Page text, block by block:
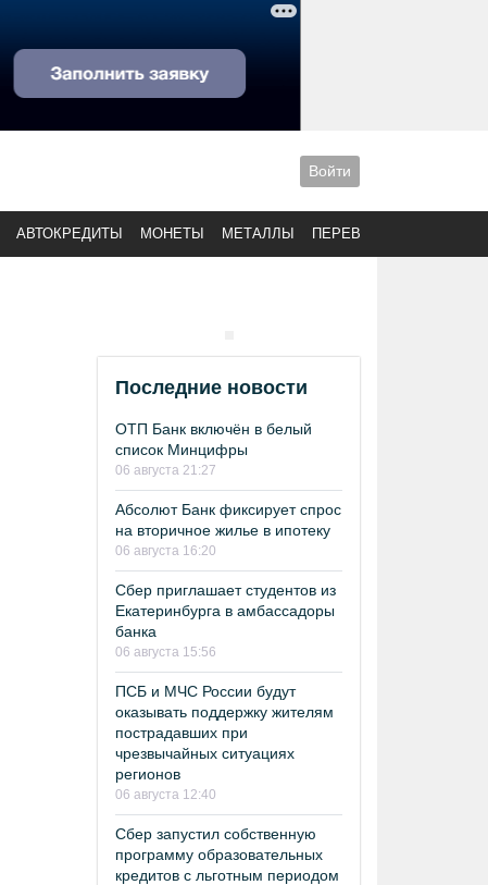
Войти
АВТОКРЕДИТЫ МОНЕТЫ МЕТАЛЛЫ ПЕРЕВОДЫ
Последние новости
ОТП Банк включён в белый
список Минцифры
06 августа 21:27
Абсолют Банк фиксирует спрос
на вторичное жилье в ипотеку
06 августа 16:20
Сбер приглашает студентов из
Екатеринбурга в амбассадоры
банка
06 августа 15:56
ПСБ и МЧС России будут
оказывать поддержку жителям
пострадавших при
чрезвычайных ситуациях
регионов
06 августа 12:40
Сбер запустил собственную
программу образовательных
кредитов с льготным периодом